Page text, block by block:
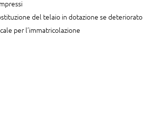
del telaio in dotazione se deteriorato
per l’immatricolazione